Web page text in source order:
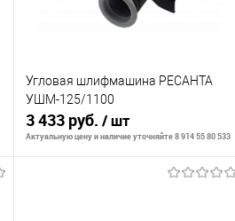
Угловая шлифмашина РЕСАНТА
УШМ-125/1100
3 433 руб. / шт
Актуальную цену и наличие уточняйте 8 914 55 80 533